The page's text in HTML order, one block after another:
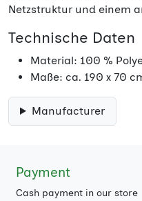
Netzstruktur und einem
Technische Daten
Material: 100 %
Maße: ca. 190 x 70
Manufacturer
Payment
Cash payment in our store